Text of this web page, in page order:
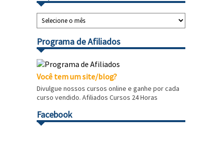
Programa de Afiliados
Você tem um site/blog?
Divulgue nossos cursos online e ganhe por cada
curso vendido. Afiliados Cursos 24 Horas
Facebook